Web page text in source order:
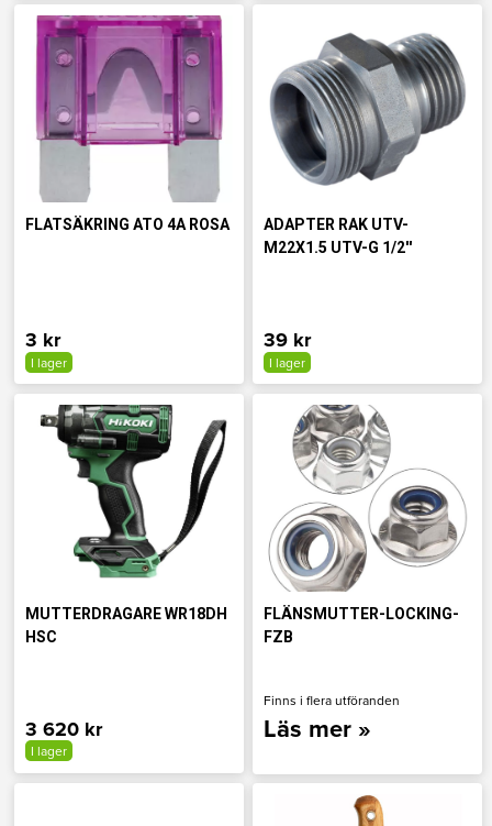
FLATSÄKRING ATO 4A ROSA
3 kr
I lager
ADAPTER RAK UTV-
M22X1.5 UTV-G 1/2''
39 kr
I lager
MUTTERDRAGARE WR18DH
HSC
3 620 kr
I lager
FLÄNSMUTTER-LOCKING-
FZB
Finns i flera utföranden
Läs mer »